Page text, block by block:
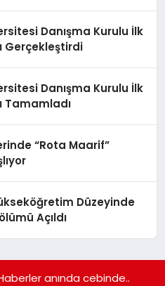
Danışma Kurulu İlk
Gerçekleştirdi
Danışma Kurulu İlk
Tamamladı
“Rota Maarif”
Düzeyinde
Açıldı
anında cebinde..